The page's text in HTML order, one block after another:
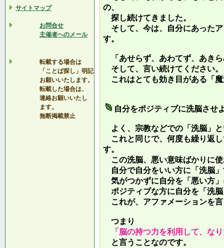
サイトマップ
お問合せ
主催者へのメール
転載する場合は
「ことば探し」明記
お願いいたします。
転載した場合は、
連絡お願いいたし
ます。
無断掲載禁止
の、
探し続けてきました。
そして、今は、自分にあった
す。
「あせらず、あわてず、あき
そして、言い続けてください。
これはとても効き目がある「
自分をポジティブに洗脳させ
よく、宗教などでの「洗脳」
これと同じで、何度も繰り返
す。
この洗脳、悪い意味ばかりに
自分で自分をいい方に「洗脳
気がつかずに自分を「悪い方
ポジティブな方に自分を「洗
これが、アファメーションを
つまり
「脳の持つ力を利用して、な
と言うことなのです。